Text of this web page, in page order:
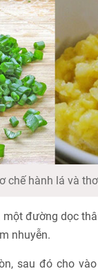
chế hành lá và
một đường dọc
nhuyễn.
sau đó cho